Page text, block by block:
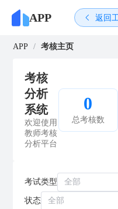
APP 返回
APP / 考核主页
考核
分析
系统
欢迎使用
教师考核
分析平台
0
总考核数
考试类型 全部
状态 全部